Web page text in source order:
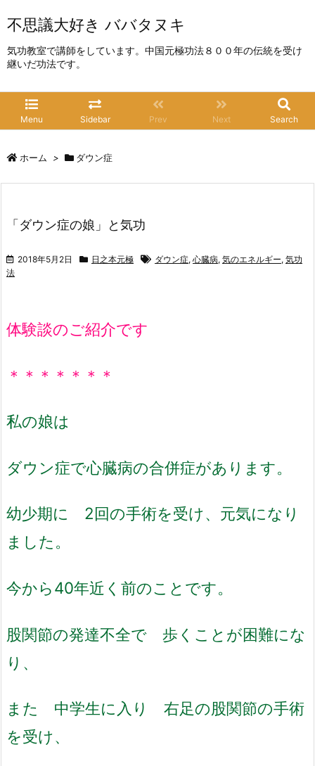
不思議大好き ババタヌキ
気功教室で講師をしています。中国元極功法８００年の伝統を受け
継いだ功法です。
Menu Sidebar Prev Next Search
ホーム > ダウン症
「ダウン症の娘」と気功
2018年5月2日 日之本元極 ダウン症, 心臓病, 気のエネルギー, 気功
法
体験談のご紹介です
＊＊＊＊＊＊＊
私の娘は
ダウン症で心臓病の合併症があります。
幼少期に 2回の手術を受け、元気になり
ました。
今から40年近く前のことです。
股関節の発達不全で 歩くことが困難にな
り、
また 中学生に入り 右足の股関節の手術
を受け、